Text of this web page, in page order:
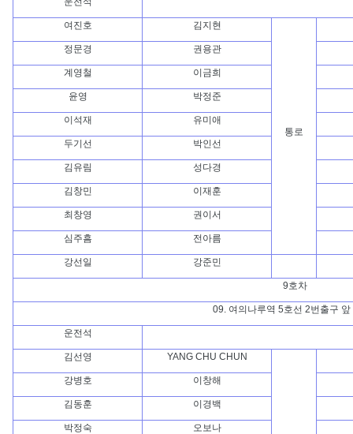
여진호 김지현
통로
정문경 권용관
계영철 이금희
윤영 박정준
이석재 유미애
두기선 박인선
김유림 성다경
김창민 이재훈
최창영 권이서
심주흠 전아름
강선일 강준민
9호차
09. 여의나루역 5호선 2번출구 앞
운전석
김선영 YANG CHU CHUN
강병호 이창해
김동훈 이경백
박정숙 오보나